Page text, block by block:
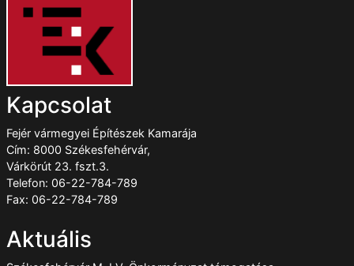
Kapcsolat
Fejér vármegyei Építészek Kamarája
Cím: 8000 Székesfehérvár,
Várkörút 23. fszt.3.
Telefon: 06-22-784-789
Fax: 06-22-784-789
Aktuális